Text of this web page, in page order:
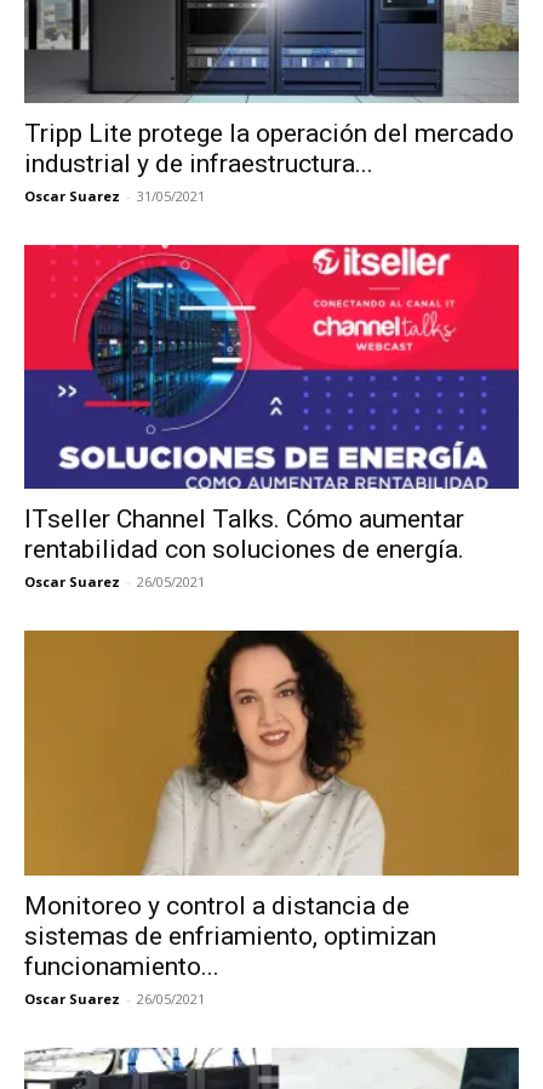
Tripp Lite protege la operación del mercado
industrial y de infraestructura...
Oscar Suarez - 31/05/2021
ITseller Channel Talks. Cómo aumentar
rentabilidad con soluciones de energía.
Oscar Suarez - 26/05/2021
Monitoreo y control a distancia de
sistemas de enfriamiento, optimizan
funcionamiento...
Oscar Suarez - 26/05/2021